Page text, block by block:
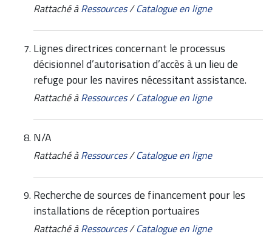
Rattaché à Ressources/Catalogue en ligne
Lignes directrices concernant le processus
décisionnel d’autorisation d’accès à un lieu de
refuge pour les navires nécessitant assistance.
Rattaché à Ressources/Catalogue en ligne
N/A
Rattaché à Ressources/Catalogue en ligne
Recherche de sources de financement pour les
installations de réception portuaires
Rattaché à Ressources/Catalogue en ligne